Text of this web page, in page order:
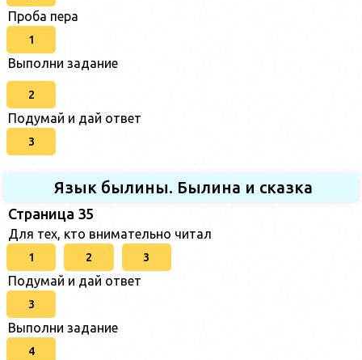
Проба пера
1
Выполни задание
2
Подумай и дай ответ
3
Язык былины. Былина и сказка
Страница 35
Для тех, кто внимательно читал
1 2 3
Подумай и дай ответ
3
Выполни задание
4